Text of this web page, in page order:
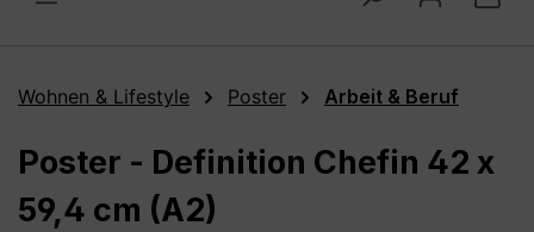
Wohnen & Lifestyle Poster Arbeit & Beruf
Poster - Definition Chefin 42 x
59,4 cm (A2)